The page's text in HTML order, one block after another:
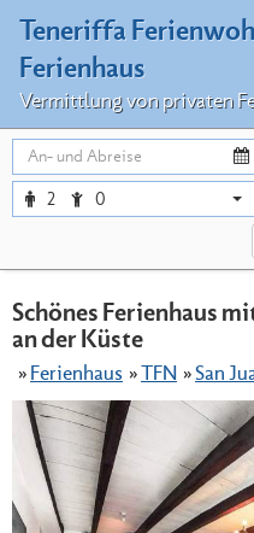
Teneriffa
Ferienhaus
Vermittlung von privaten
2 0
Schönes Ferienhaus
an der Küste
Ferienhaus TFN San